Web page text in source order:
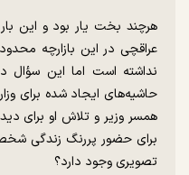
هرچند بخت یار بود و این
عراقچی در این بازارچه
نداشته است اما این
حاشیه‌های ایجاد شده برای
همسر وزیر و تلاش او برای
برای حضور پررنگ زندگی
تصویری وجود دارد؟